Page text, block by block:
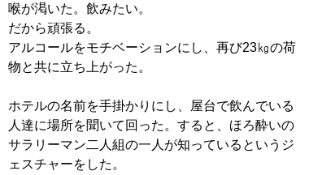
喉が渇いた。飲みたい。
だから頑張る。
アルコールをモチベーションにし、再び23㎏の荷
物と共に立ち上がった。
ホテルの名前を手掛かりにし、屋台で飲んでいる
人達に場所を聞いて回った。すると、ほろ酔いの
サラリーマン二人組の一人が知っているというジ
ェスチャーをした。